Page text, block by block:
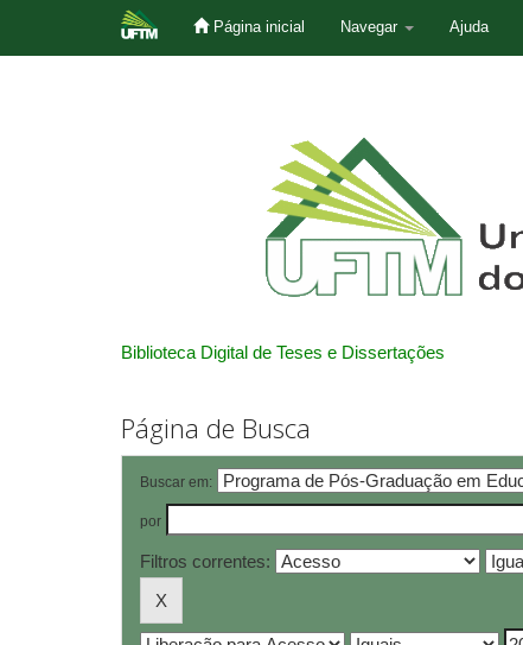
Página inicial Navegar Ajuda
Biblioteca Digital de Teses e Dissertações
Página de Busca
Buscar em:
por
Filtros correntes: